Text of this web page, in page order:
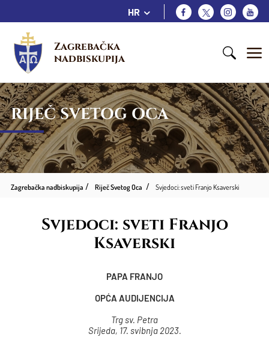
HR
Zagrebačka
nadbiskupija
RIJEČ SVETOG OCA
Zagrebačka nadbiskupija Riječ Svetog Oca Svjedoci: sveti Franjo Ksaverski
Svjedoci: sveti Franjo
Ksaverski
PAPA FRANJO
OPĆA AUDIJENCIJA
Trg sv. Petra
Srijeda, 17. svibnja 2023.